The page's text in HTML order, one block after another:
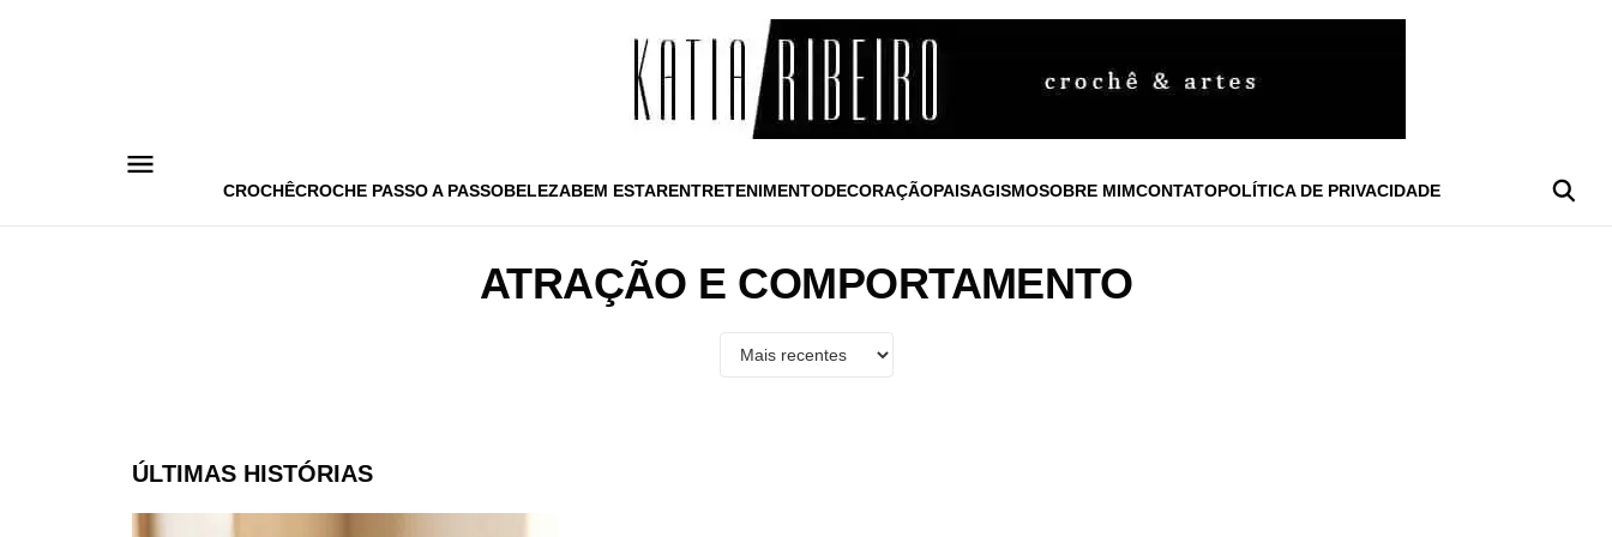
CROCHÊCROCHE PASSO A PASSOBELEZABEM ESTARENTRETENIMENTODECORAÇÃOPAISAGISMOSOBRE MIMCONTATOPOLÍTICA DE PRIVACIDADE
ATRAÇÃO E COMPORTAMENTO
ÚLTIMAS HISTÓRIAS